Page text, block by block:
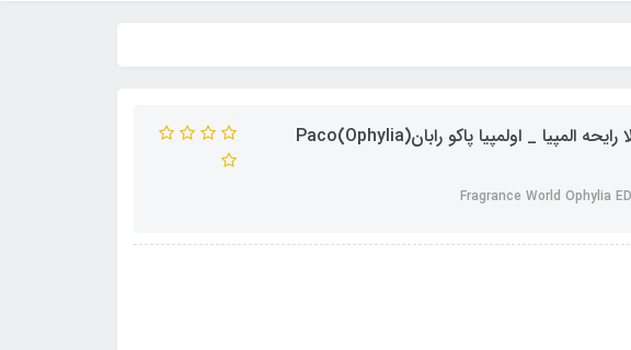
ادکلن 50 میل فراگرنس ورد اوفیلیا_اوفیلا رایحه المپیا _ اولمپیا پاکو رابان(Ophylia)Paco
Fragrance World Ophylia